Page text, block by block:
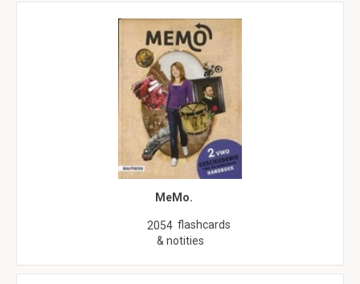
MeMo.
2054 flashcards
& notities